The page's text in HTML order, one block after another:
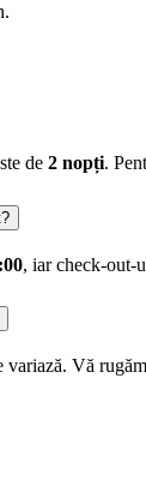
de 2 nopți.
, iar check-out-
Vă